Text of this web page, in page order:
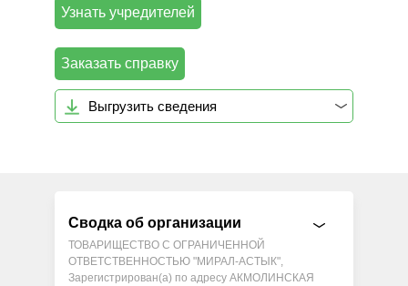
Узнать учредителей
Заказать справку
Выгрузить сведения
Сводка об организации
ТОВАРИЩЕСТВО С ОГРАНИЧЕННОЙ
ОТВЕТСТВЕННОСТЬЮ "МИРАЛ-АСТЫК",
Зарегистрирован(а) по адресу АКМОЛИНСКАЯ